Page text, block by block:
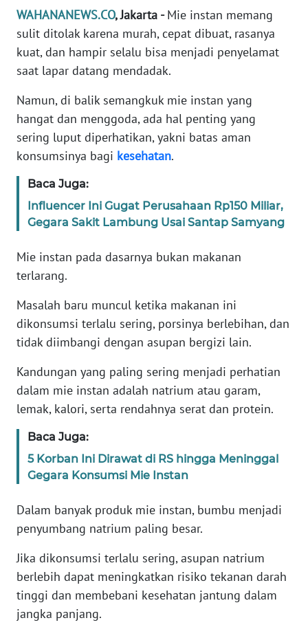
WAHANANEWS.CO, Jakarta -Mie instan memang
sulit ditolak karena murah, cepat dibuat, rasanya
kuat, dan hampir selalu bisa menjadi penyelamat
saat lapar datang mendadak.
Namun, di balik semangkuk mie instan yang
hangat dan menggoda, ada hal penting yang
sering luput diperhatikan, yakni batas aman
konsumsinya bagi kesehatan.
Baca Juga:
Influencer Ini Gugat Perusahaan Rp150 Miliar,
Gegara Sakit Lambung Usai Santap Samyang
Mie instan pada dasarnya bukan makanan
terlarang.
Masalah baru muncul ketika makanan ini
dikonsumsi terlalu sering, porsinya berlebihan, dan
tidak diimbangi dengan asupan bergizi lain.
Kandungan yang paling sering menjadi perhatian
dalam mie instan adalah natrium atau garam,
lemak, kalori, serta rendahnya serat dan protein.
Baca Juga:
5 Korban Ini Dirawat di RS hingga Meninggal
Gegara Konsumsi Mie Instan
Dalam banyak produk mie instan, bumbu menjadi
penyumbang natrium paling besar.
Jika dikonsumsi terlalu sering, asupan natrium
berlebih dapat meningkatkan risiko tekanan darah
tinggi dan membebani kesehatan jantung dalam
jangka panjang.
INDEKS
BERITA
KAMI
INFO
IKLAN
TENTANG
KAMI
MEDIA
REDAKSI
KARIR
DISCLAIMER
Wahana
News
Regional
WN
WN
JAKARTA
WN
JABAR